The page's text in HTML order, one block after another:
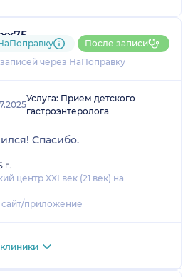
5 оценок
через НаПоправку
После записи
Услуга: Прием детского
гастроэнтеролога
Спасибо.
г.
центр XXI век (21 век) на
приложение